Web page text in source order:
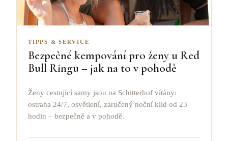
TIPPS & SERVICE
Bezpečné kempování pro ženy u Red
Bull Ringu – jak na to v pohodě
Ženy cestující samy jsou na Schitterhof vítány:
ostraha 24/7, osvětlení, zaručený noční klid od 23
hodin – bezpečně a v pohodě.